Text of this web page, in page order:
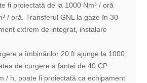
fi proiectată de la 1000 Nm³ / oră
/ oră. Transferul GNL la gaze în 30
extrem de integrat, instalare
a îmbinărilor 20 ft ajunge la 1000
de curgere a fantei de 40 CP
/ h, poate fi proiectată ca echipament